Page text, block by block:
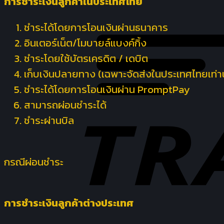
ชำระได้โดยการโอนเงินผ่านธนาคาร
อินเตอร์เน็ต/โมบายล์แบงค์กิ้ง
ชำระโดยใช้บัตรเครดิต / เดบิต
เก็บเงินปลายทาง (เฉพาะจัดส่งในประเทศไทยเท่
ชำระได้โดยการโอนเงินผ่าน PromptPay
สามารถผ่อนชำระได้
ชำระผ่านบิล
กรณีผ่อนชำระ
การชำระเงินลูกค้าต่างประเทศ